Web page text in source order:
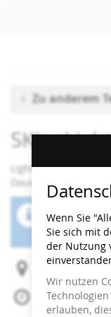
Zu anderem
SKL -
Light Sound Senses
Dauer: 90 Minuten
Der
ist
Heidi Horten
Fr, 14. Februar
Beginn:10:30
Wenn Sie
Sie sich mit
der Nutzung
Wir nutzen
erlauben,